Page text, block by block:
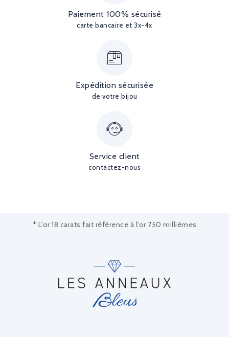
Paiement 100% sécurisé
carte bancaire et 3x-4x
Expédition sécurisée
de votre bijou
Service client
contactez-nous
* L'or 18 carats fait référence à l'or 750 millièmes